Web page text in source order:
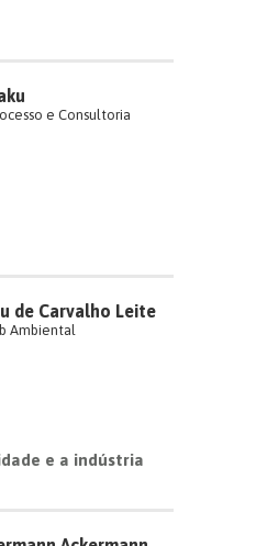
e Consultoria
de Carvalho Leite
Ambiental
e a indústria